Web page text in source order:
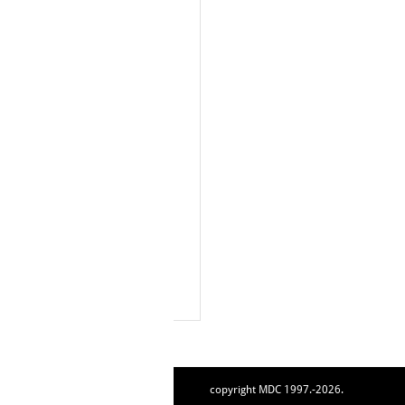
copyright MDC 1997.-2026.